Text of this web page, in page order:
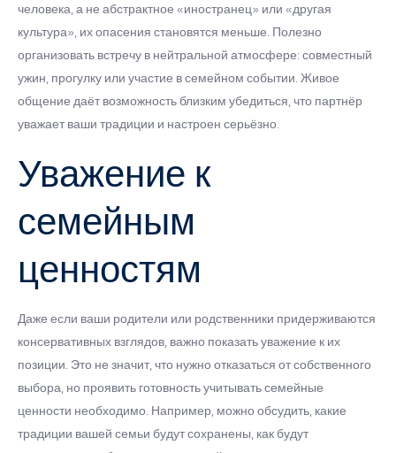
человека, а не абстрактное «иностранец» или «другая
культура», их опасения становятся меньше. Полезно
организовать встречу в нейтральной атмосфере: совместный
ужин, прогулку или участие в семейном событии. Живое
общение даёт возможность близким убедиться, что партнёр
уважает ваши традиции и настроен серьёзно.
Уважение к
семейным
ценностям
Даже если ваши родители или родственники придерживаются
консервативных взглядов, важно показать уважение к их
позиции. Это не значит, что нужно отказаться от собственного
выбора, но проявить готовность учитывать семейные
ценности необходимо. Например, можно обсудить, какие
традиции вашей семьи будут сохранены, как будут